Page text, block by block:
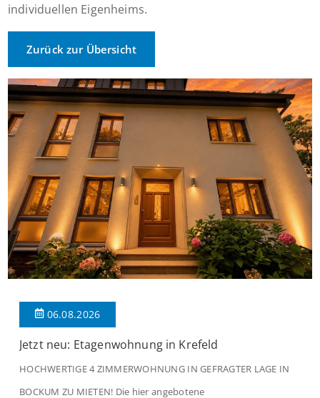
individuellen Eigenheims.
Zurück zur Übersicht
06.08.2026
Jetzt neu: Etagenwohnung in Krefeld
HOCHWERTIGE 4 ZIMMERWOHNUNG IN GEFRAGTER LAGE IN
BOCKUM ZU MIETEN! Die hier angebotene